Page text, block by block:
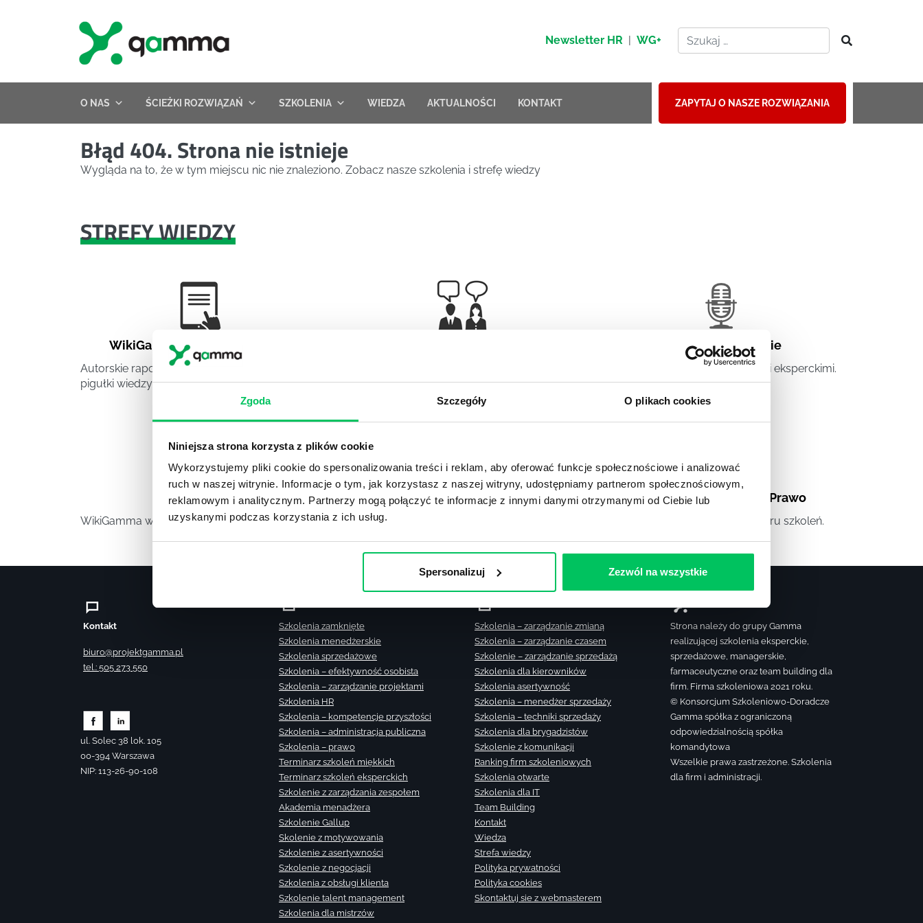
Zgoda Szczegóły O plikach cookies
Niniejsza strona korzysta z plików cookie
Wykorzystujemy pliki cookie do spersonalizowania treści i reklam, aby oferować funkcje społecznościowe i analizować
ruch w naszej witrynie. Informacje o tym, jak korzystasz z naszej witryny, udostępniamy partnerom społecznościowym,
reklamowym i analitycznym. Partnerzy mogą połączyć te informacje z innymi danymi otrzymanymi od Ciebie lub
uzyskanymi podczas korzystania z ich usług.
Spersonalizuj Zezwól na wszystkie
Newsletter HR | WG+
O NAS ŚCIEŻKI ROZWIĄZAŃ SZKOLENIA WIEDZA AKTUALNOŚCI KONTAKT ZAPYTAJ O NASZE ROZWIĄZANIA
Błąd 404. Strona nie istnieje
Wygląda na to, że w tym miejscu nic nie znaleziono. Zobacz nasze szkolenia i strefę wiedzy
STREFY WIEDZY
WikiGamma ,Delegowanie
Autorskie raporty, wartościowy know-how,
pigułki wiedzy.
obszaru HR.
Artykuły eksperckie
Artykuły związane ze szkoleniami eksperckimi.
Video
WikiGamma w formacie video.
Recenzje ,Stanowiska pracy
Recenzje książek, lista najpopularniejszych
Artykuły, Artykuły cd. Prawo
Standardowe informacje z obszaru szkoleń.
Kontakt
biuro@projektgamma.pl
tel.: 505 273 550
ul. Solec 38 lok. 105
00-394 Warszawa
NIP: 113-26-90-108
Szkolenia zamknięte
Szkolenia menedżerskie
Szkolenia sprzedażowe
Szkolenia – efektywność osobista
Szkolenia – zarządzanie projektami
Szkolenia HR
Szkolenia – kompetencje przyszłości
Szkolenia – administracja publiczna
Szkolenia – prawo
Terminarz szkoleń miękkich
Terminarz szkoleń eksperckich
Szkolenie z zarządzania zespołem
Akademia menadżera
Szkolenie Gallup
Skolenie z motywowania
Szkolenie z asertywności
Szkolenie z negocjacji
Szkolenia z obsługi klienta
Szkolenie talent management
Szkolenia dla mistrzów
Szkolenia – zarządzanie zmianą
Szkolenia – zarządzanie czasem
Szkolenie – zarządzanie sprzedażą
Szkolenia dla kierowników
Szkolenia asertywność
Szkolenia – menedżer sprzedaży
Szkolenia – techniki sprzedaży
Szkolenia dla brygadzistów
Szkolenie z komunikacji
Ranking firm szkoleniowych
Szkolenia otwarte
Szkolenia dla IT
Team Building
Kontakt
Wiedza
Strefa wiedzy
Polityka prywatności
Polityka cookies
Skontaktuj sie z webmasterem
Strona należy do grupy Gamma
realizującej szkolenia eksperckie,
sprzedażowe, managerskie,
farmaceutyczne oraz team building dla
firm. Firma szkoleniowa 2021 roku.
© Konsorcjum Szkoleniowo-Doradcze
Gamma spółka z ograniczoną
odpowiedzialnością spółka
komandytowa
Wszelkie prawa zastrzeżone. Szkolenia
dla firm i administracji.